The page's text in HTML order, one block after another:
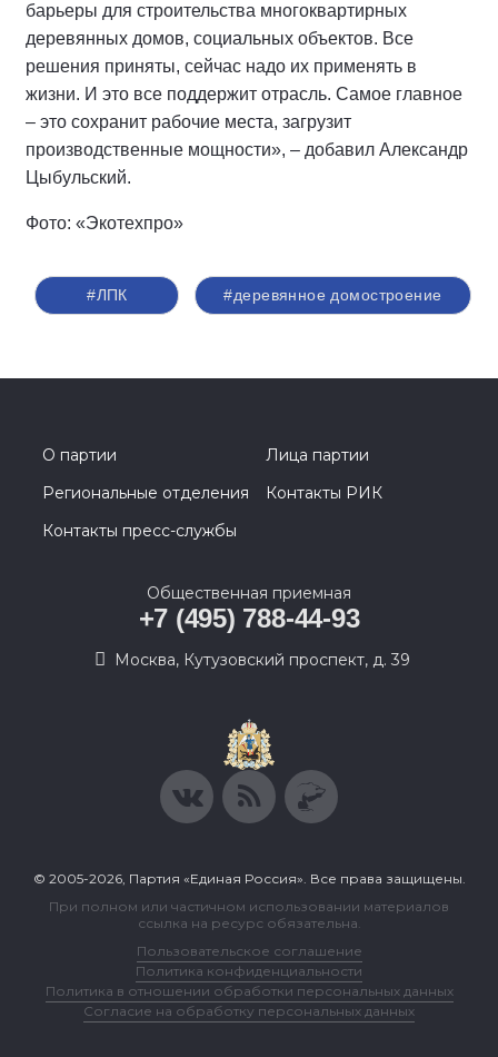
барьеры для строительства многоквартирных
деревянных домов, социальных объектов. Все
решения приняты, сейчас надо их применять в
жизни. И это все поддержит отрасль. Самое главное
– это сохранит рабочие места, загрузит
производственные мощности», – добавил Александр
Цыбульский.
Фото: «Экотехпро»
#ЛПК #деревянное домостроение
О партии
Лица партии
Региональные отделения
Контакты РИК
Контакты пресс-службы
Общественная приемная
+7 (495) 788-44-93
Москва, Кутузовский проспект, д. 39
© 2005-2026, Партия «Единая Россия». Все права защищены.
При полном или частичном использовании материалов
ссылка на ресурс обязательна.
Пользовательское соглашение
Политика конфиденциальности
Политика в отношении обработки персональных данных
Согласие на обработку персональных данных